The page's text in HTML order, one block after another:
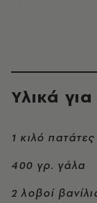
Υλικά
1 κιλό πατάτες
400 γρ. γάλα
2 λοβοί